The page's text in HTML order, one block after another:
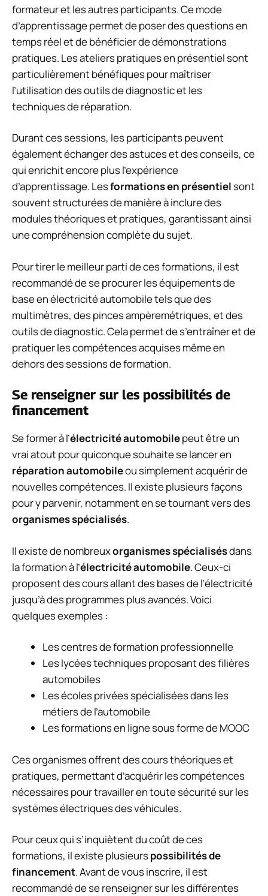
formateur et les autres participants. Ce mode
d’apprentissage permet de poser des questions en
temps réel et de bénéficier de démonstrations
pratiques. Les ateliers pratiques en présentiel sont
particulièrement bénéfiques pour maîtriser
l’utilisation des outils de diagnostic et les
techniques de réparation.
Durant ces sessions, les participants peuvent
également échanger des astuces et des conseils, ce
qui enrichit encore plus l’expérience
d’apprentissage. Lesformations en présentielsont
souvent structurées de manière à inclure des
modules théoriques et pratiques, garantissant ainsi
une compréhension complète du sujet.
Pour tirer le meilleur parti de ces formations, il est
recommandé de se procurer les équipements de
base en électricité automobile tels que des
multimètres, des pinces ampèremétriques, et des
outils de diagnostic. Cela permet de s’entraîner et de
pratiquer les compétences acquises même en
dehors des sessions de formation.
Se renseigner sur les possibilités de
financement
Se former à l’électricité automobilepeut être un
vrai atout pour quiconque souhaite se lancer en
réparation automobileou simplement acquérir de
nouvelles compétences. Il existe plusieurs façons
pour y parvenir, notamment en se tournant vers des
organismes spécialisés.
Il existe de nombreuxorganismes spécialisésdans
la formation à l’électricité automobile. Ceux-ci
proposent des cours allant des bases de l’électricité
jusqu’à des programmes plus avancés. Voici
quelques exemples :
Les centres de formation professionnelle
Les lycées techniques proposant des filières
automobiles
Les écoles privées spécialisées dans les
métiers de l’automobile
Les formations en ligne sous forme de MOOC
Ces organismes offrent des cours théoriques et
pratiques, permettant d’acquérir les compétences
nécessaires pour travailler en toute sécurité sur les
systèmes électriques des véhicules.
Pour ceux qui s’inquiètent du coût de ces
formations, il existe plusieurspossibilités de
financement. Avant de vous inscrire, il est
recommandé de se renseigner sur les différentes